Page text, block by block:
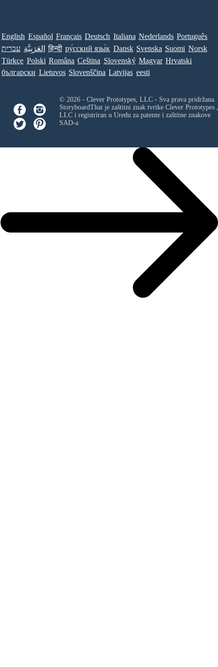
English Español Français Deutsch Italiana Nederlands Português
עברית العَرَبِيَّة हिन्दी ру́сский язы́к Dansk Svenska Suomi Norsk
Türkçe Polski Româna Ceština Slovenský Magyar Hrvatski
български Lietuvos Slovenščina Latvijas eesti
© 2026 - Clever Prototypes, LLC - Sva prava pridržana.
StoryboardThat je zaštitni znak tvrtke Clever Prototypes ,
LLCi registriran u Uredu za patente i zaštitne znakove
SAD-a